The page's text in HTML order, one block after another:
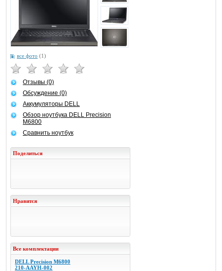
все фото (1)
Отзывы (0)
Обсуждение (0)
Аккумуляторы DELL
Обзор ноутбука DELL Precision
M6800
Сравнить ноутбук
Поделиться
Нравится
Все комплектации
DELL Precision M6800
210-AAYH-002